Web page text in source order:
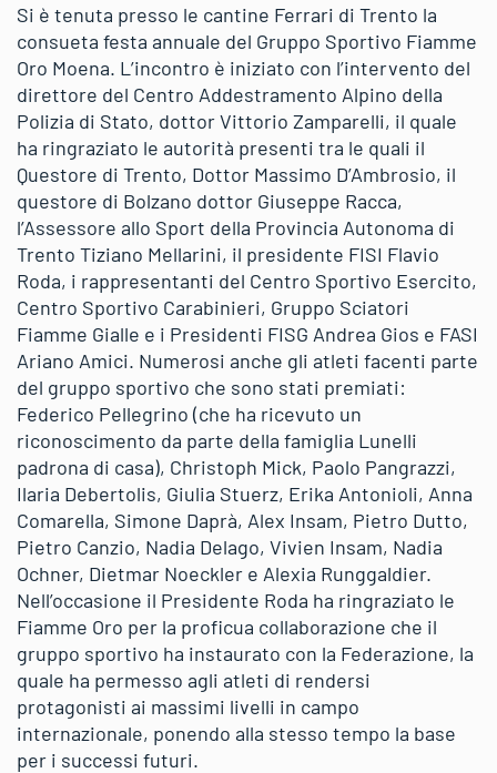
Si è tenuta presso le cantine Ferrari di Trento la
consueta festa annuale del Gruppo Sportivo Fiamme
Oro Moena. L’incontro è iniziato con l’intervento del
direttore del Centro Addestramento Alpino della
Polizia di Stato, dottor Vittorio Zamparelli, il quale
ha ringraziato le autorità presenti tra le quali il
Questore di Trento, Dottor Massimo D’Ambrosio, il
questore di Bolzano dottor Giuseppe Racca,
l’Assessore allo Sport della Provincia Autonoma di
Trento Tiziano Mellarini, il presidente FISI Flavio
Roda, i rappresentanti del Centro Sportivo Esercito,
Centro Sportivo Carabinieri, Gruppo Sciatori
Fiamme Gialle e i Presidenti FISG Andrea Gios e FASI
Ariano Amici. Numerosi anche gli atleti facenti parte
del gruppo sportivo che sono stati premiati:
Federico Pellegrino (che ha ricevuto un
riconoscimento da parte della famiglia Lunelli
padrona di casa), Christoph Mick, Paolo Pangrazzi,
Ilaria Debertolis, Giulia Stuerz, Erika Antonioli, Anna
Comarella, Simone Daprà, Alex Insam, Pietro Dutto,
Pietro Canzio, Nadia Delago, Vivien Insam, Nadia
Ochner, Dietmar Noeckler e Alexia Runggaldier.
Nell’occasione il Presidente Roda ha ringraziato le
Fiamme Oro per la proficua collaborazione che il
gruppo sportivo ha instaurato con la Federazione, la
quale ha permesso agli atleti di rendersi
protagonisti ai massimi livelli in campo
internazionale, ponendo alla stesso tempo la base
per i successi futuri.